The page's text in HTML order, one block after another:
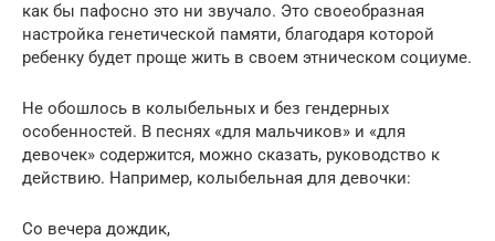
как бы пафосно это ни звучало. Это своеобразная
настройка генетической памяти, благодаря которой
ребенку будет проще жить в своем этническом социуме.
Не обошлось в колыбельных и без гендерных
особенностей. В песнях «для мальчиков» и «для
девочек» содержится, можно сказать, руководство к
действию. Например, колыбельная для девочки:
Со вечера дождик,